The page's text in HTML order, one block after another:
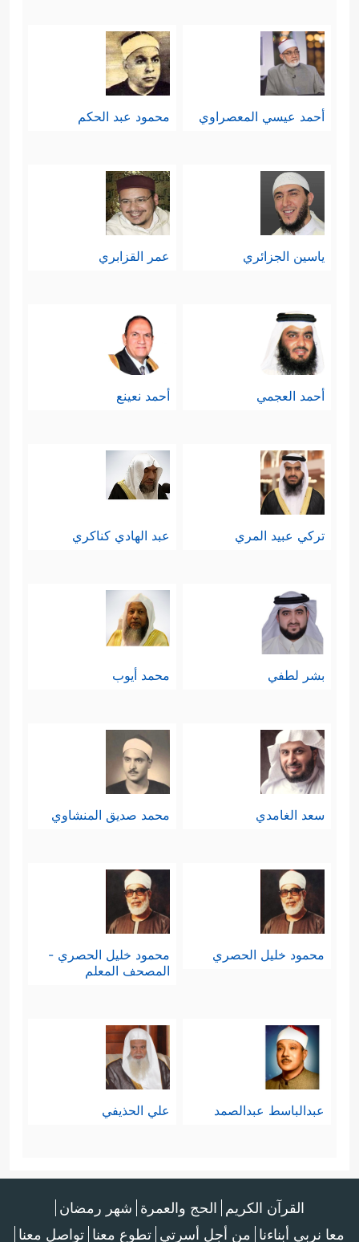
أحمد عيسي المعصراوي محمود عبد الحكم
ياسين الجزائري عمر القزابري
أحمد العجمي أحمد نعينع
تركي عبيد المري عبد الهادي كناكري
بشر لطفي محمد أيوب
سعد الغامدي محمد صديق المنشاوي
محمود خليل الحصري
محمود خليل الحصري -
المصحف المعلم
عبدالباسط عبدالصمد علي الحذيفي
القرآن الكريم الحج والعمرة شهر رمضان
معا نربي أبناءنا من أجل أسرتي تطوع معنا تواصل معنا